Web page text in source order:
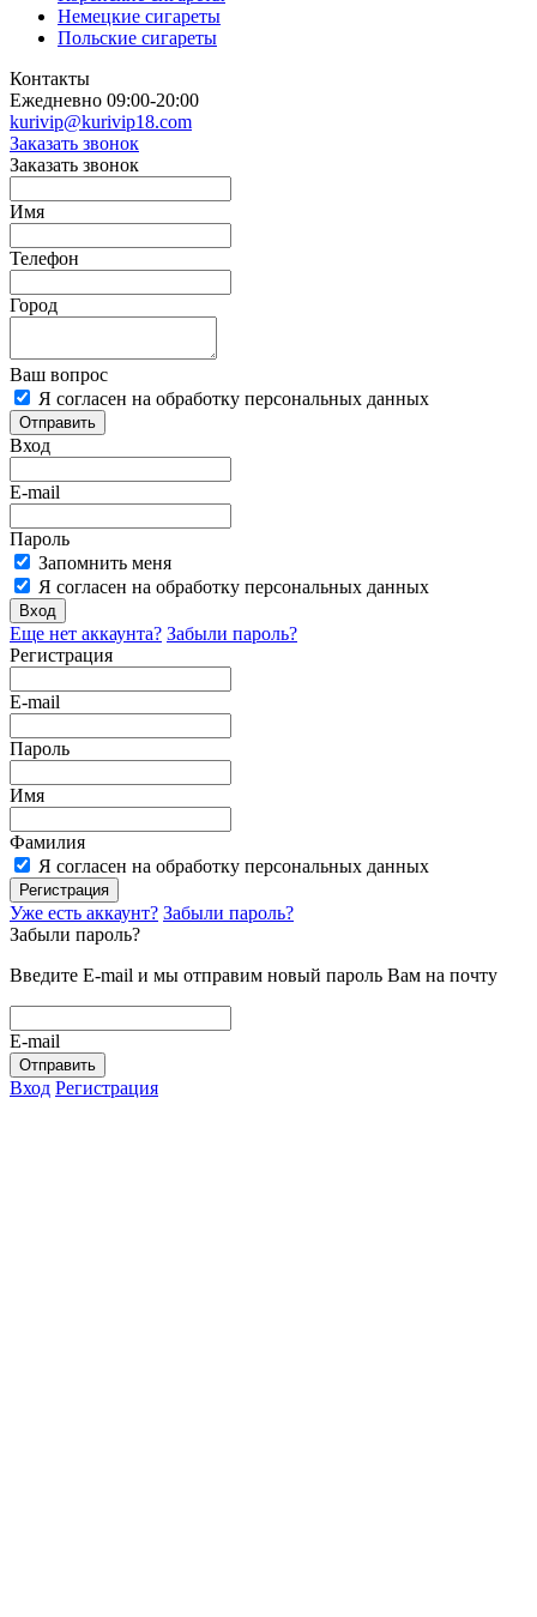
Немецкие сигареты
Польские сигареты
Контакты
Ежедневно 09:00-20:00
kurivip@kurivip18.com
Заказать звонок
Заказать звонок
Имя
Телефон
Город
Ваш вопрос
Я согласен на обработку персональных данных
Отправить
Вход
E-mail
Пароль
Запомнить меня
Я согласен на обработку персональных данных
Вход
Еще нет аккаунта? Забыли пароль?
Регистрация
E-mail
Пароль
Имя
Фамилия
Я согласен на обработку персональных данных
Регистрация
Уже есть аккаунт? Забыли пароль?
Забыли пароль?
Введите E-mail и мы отправим новый пароль Вам на почту
E-mail
Отправить
Вход Регистрация